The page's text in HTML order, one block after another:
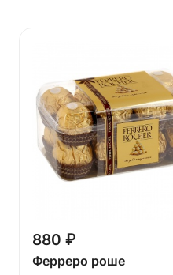
880 ₽
Ферреро роше